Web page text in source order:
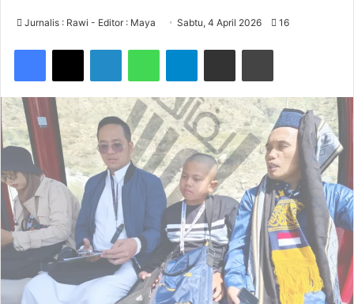
Jurnalis : Rawi - Editor : Maya Sabtu, 4 April 2026 16
Telegram